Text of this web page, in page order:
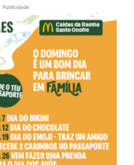
Publicidade